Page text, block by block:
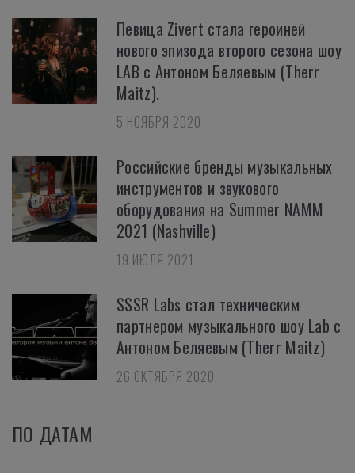
Певица Zivert стала героиней
нового эпизода второго сезона шоу
LAB с Антоном Беляевым (Therr
Maitz).
5 НОЯБРЯ 2020
Российские бренды музыкальных
инструментов и звукового
оборудования на Summer NAMM
2021 (Nashville)
19 ИЮЛЯ 2021
SSSR Labs стал техническим
партнером музыкального шоу Lab с
Антоном Беляевым (Therr Maitz)
26 ОКТЯБРЯ 2020
ПО ДАТАМ